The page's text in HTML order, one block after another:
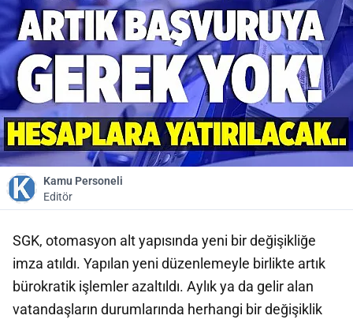
Kamu Personeli
Editör
SGK, otomasyon alt yapısında yeni bir değişikliğe
imza atıldı. Yapılan yeni düzenlemeyle birlikte artık
bürokratik işlemler azaltıldı. Aylık ya da gelir alan
vatandaşların durumlarında herhangi bir değişiklik